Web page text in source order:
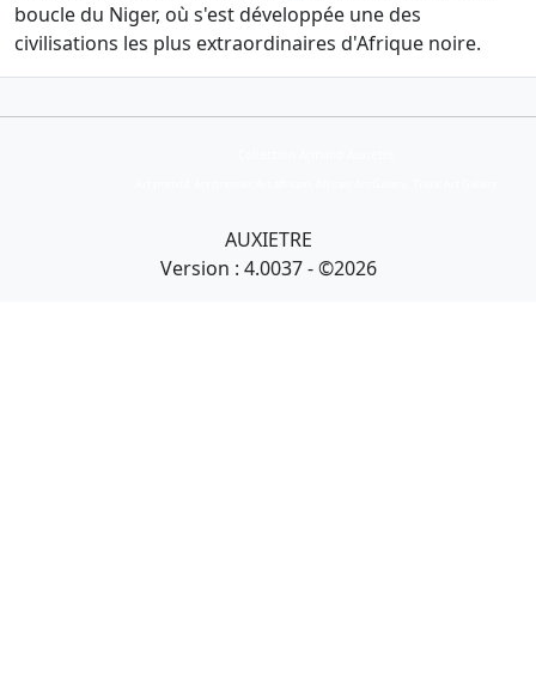
boucle du Niger, où s'est développée une des
civilisations les plus extraordinaires d'Afrique noire.
AUXIETRE
Version : 4.0037 - ©2026